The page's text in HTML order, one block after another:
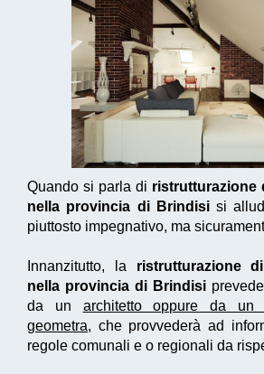
Quando si parla di ristrutturazione
nella provincia di Brindisisi
piuttosto impegnativo, ma
Innanzitutto, la ristrutturazione
nella provincia di Brindisi
da un architetto oppure da un
geometra, che provvederà ad
regole comunali e o regionali da